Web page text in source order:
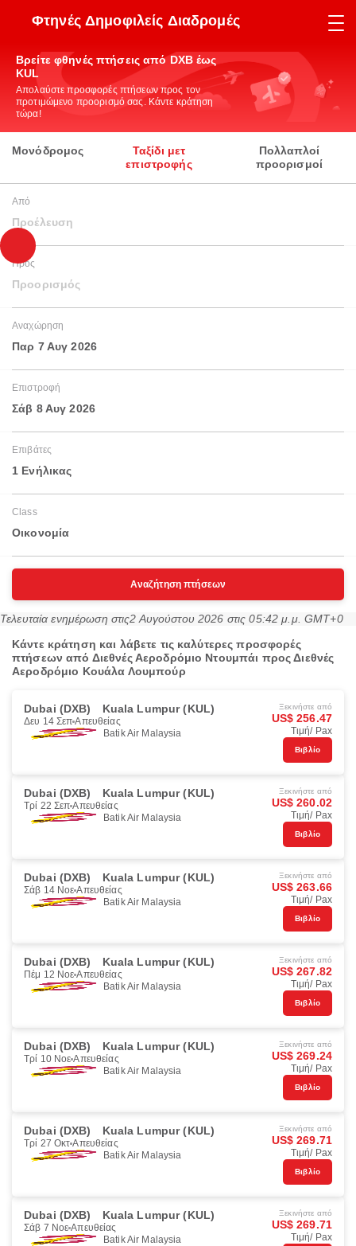
Φτηνές Δημοφιλείς Διαδρομές
Βρείτε φθηνές πτήσεις από DXB έως
KUL
Απολαύστε προσφορές πτήσεων προς τον
προτιμώμενο προορισμό σας. Κάντε κράτηση
τώρα!
Μονόδρομος
Ταξίδι μετ
επιστροφής
Πολλαπλοί
προορισμοί
Από
Προέλευση
Προς
Προορισμός
Αναχώρηση
Παρ 7 Αυγ 2026
Επιστροφή
Σάβ 8 Αυγ 2026
Επιβάτες
1 Ενήλικας
Class
Οικονομία
Αναζήτηση πτήσεων
Τελευταία ενημέρωση στις2 Αυγούστου 2026 στις 05:42 μ.μ. GMT+0
Κάντε κράτηση και λάβετε τις καλύτερες προσφορές
πτήσεων από Διεθνές Αεροδρόμιο Ντουμπάι προς Διεθνές
Αεροδρόμιο Κουάλα Λουμπούρ
Dubai (DXB) Kuala Lumpur (KUL)
Δευ 14 Σεπ Απευθείας
Batik Air Malaysia
Ξεκινήστε από
US$ 256.47
Τιμή/ Pax
Βιβλίο
Dubai (DXB) Kuala Lumpur (KUL)
Τρί 22 Σεπ Απευθείας
Batik Air Malaysia
Ξεκινήστε από
US$ 260.02
Τιμή/ Pax
Βιβλίο
Dubai (DXB) Kuala Lumpur (KUL)
Σάβ 14 Νοε Απευθείας
Batik Air Malaysia
Ξεκινήστε από
US$ 263.66
Τιμή/ Pax
Βιβλίο
Dubai (DXB) Kuala Lumpur (KUL)
Πέμ 12 Νοε Απευθείας
Batik Air Malaysia
Ξεκινήστε από
US$ 267.82
Τιμή/ Pax
Βιβλίο
Dubai (DXB) Kuala Lumpur (KUL)
Τρί 10 Νοε Απευθείας
Batik Air Malaysia
Ξεκινήστε από
US$ 269.24
Τιμή/ Pax
Βιβλίο
Dubai (DXB) Kuala Lumpur (KUL)
Τρί 27 Οκτ Απευθείας
Batik Air Malaysia
Ξεκινήστε από
US$ 269.71
Τιμή/ Pax
Βιβλίο
Dubai (DXB) Kuala Lumpur (KUL)
Σάβ 7 Νοε Απευθείας
Batik Air Malaysia
Ξεκινήστε από
US$ 269.71
Τιμή/ Pax